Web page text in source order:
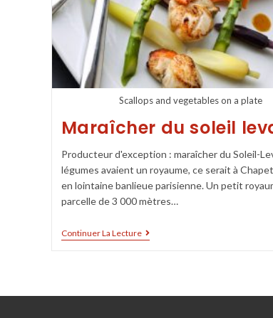
Scallops and vegetables on a plate
Maraîcher du soleil
Producteur d'exception : maraîcher du Soleil-
légumes avaient un royaume, ce serait à
en lointaine banlieue parisienne. Un petit
parcelle de 3 000 mètres…
Continuer La Lecture